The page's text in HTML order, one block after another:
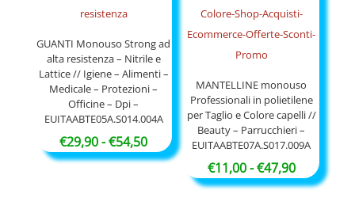
GUANTI Monouso Strong ad
alta resistenza – Nitrile e
Lattice // Igiene – Alimenti –
Medicale – Protezioni –
Officine – Dpi –
EUITAABTE05A.S014.004A
€29,90-€54,50Fascia
di
prezzo:
MANTELLINE monouso
Professionali in polietilene
per Taglio e Colore capelli //
Beauty – Parrucchieri –
EUITAABTE07A.S017.009A
€11,00-€47,90Fascia
di